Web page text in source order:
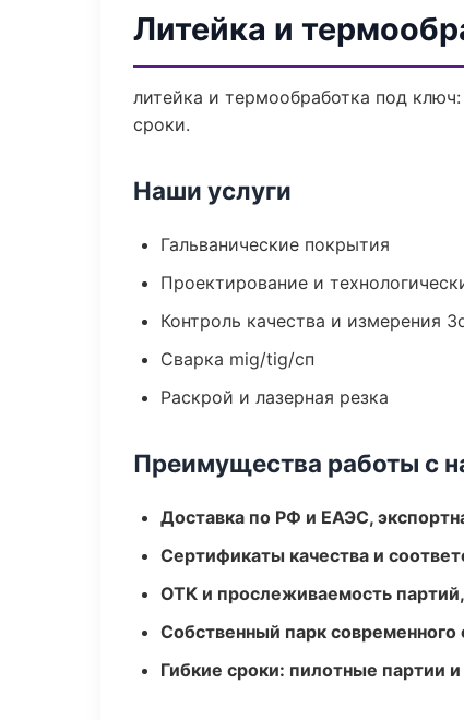
Литейка и
литейка и термообработка под
сроки.
Наши услуги
Гальванические покрытия
Проектирование и
Контроль качества и измерения
Сварка mig/tig/сп
Раскрой и лазерная резка
Преимущества работы с
Доставка по РФ и ЕАЭС,
Сертификаты качества и
ОТК и прослеживаемость
Собственный парк
Гибкие сроки: пилотные партии